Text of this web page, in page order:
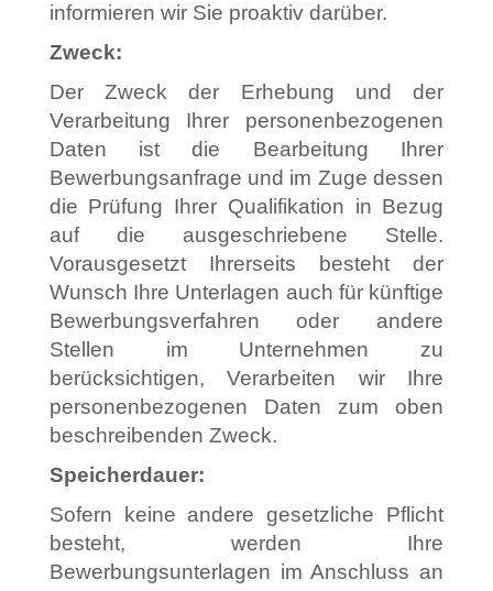
informieren wir Sie proaktiv darüber.
Zweck:
Der Zweck der Erhebung und der
Verarbeitung Ihrer personenbezogenen
Daten ist die Bearbeitung Ihrer
Bewerbungsanfrage und im Zuge dessen
die Prüfung Ihrer Qualifikation in Bezug
auf die ausgeschriebene Stelle.
Vorausgesetzt Ihrerseits besteht der
Wunsch Ihre Unterlagen auch für künftige
Bewerbungsverfahren oder andere
Stellen im Unternehmen zu
berücksichtigen, Verarbeiten wir Ihre
personenbezogenen Daten zum oben
beschreibenden Zweck.
Speicherdauer:
Sofern keine andere gesetzliche Pflicht
besteht, werden Ihre
Bewerbungsunterlagen im Anschluss an